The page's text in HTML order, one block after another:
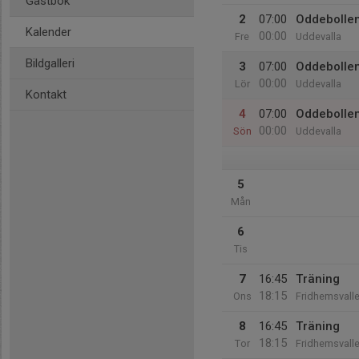
Kalender
Bildgalleri
Kontakt
2
Fre
07:00
00:00
Uddevalla
3
Lör
07:00
00:00
Uddevalla
4
Sön
07:00
00:00
Uddevalla
5
Mån
6
Tis
7
Ons
16:45
18:15
Träning
8
Tor
16:45
18:15
Träning